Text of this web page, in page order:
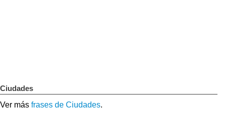
Ciudades
Ver más frases de Ciudades.